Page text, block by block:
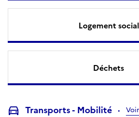
Logement social
Déchets
Transports - Mobilité